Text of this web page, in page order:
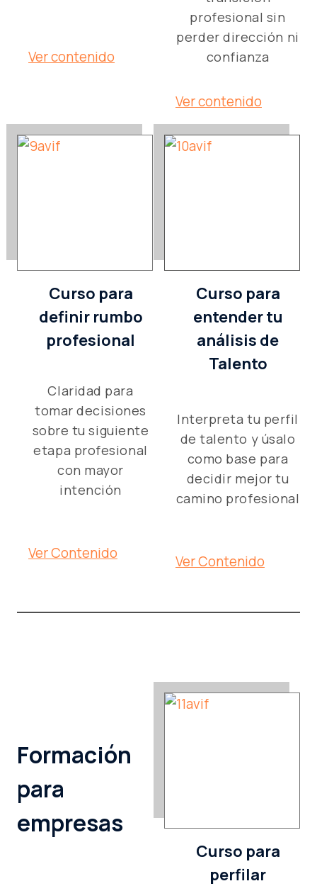
Ver contenido
profesional sin
perder dirección ni
confianza
Ver contenido
Curso para
definir rumbo
profesional
Claridad para
tomar decisiones
sobre tu siguiente
etapa profesional
con mayor
intención
Ver Contenido
Curso para
entender tu
análisis de
Talento
Interpreta tu perfil
de talento y úsalo
como base para
decidir mejor tu
camino profesional
Ver Contenido
Formación
para
empresas
Curso para
perfilar